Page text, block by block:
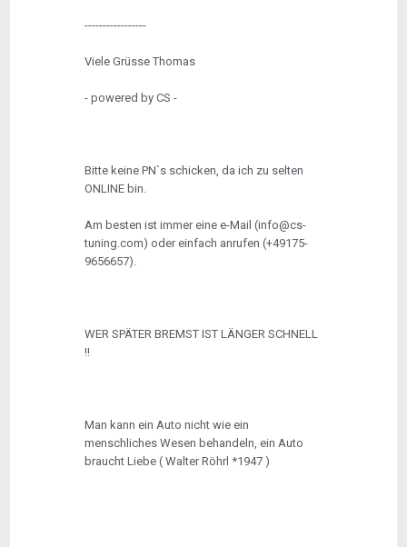
-----------------
Viele Grüsse Thomas
- powered by CS -
Bitte keine PN`s schicken, da ich zu selten
ONLINE bin.
Am besten ist immer eine e-Mail (info@cs-
tuning.com) oder einfach anrufen (+49175-
9656657).
WER SPÄTER BREMST IST LÄNGER SCHNELL
!!
Man kann ein Auto nicht wie ein
menschliches Wesen behandeln, ein Auto
braucht Liebe ( Walter Röhrl *1947 )